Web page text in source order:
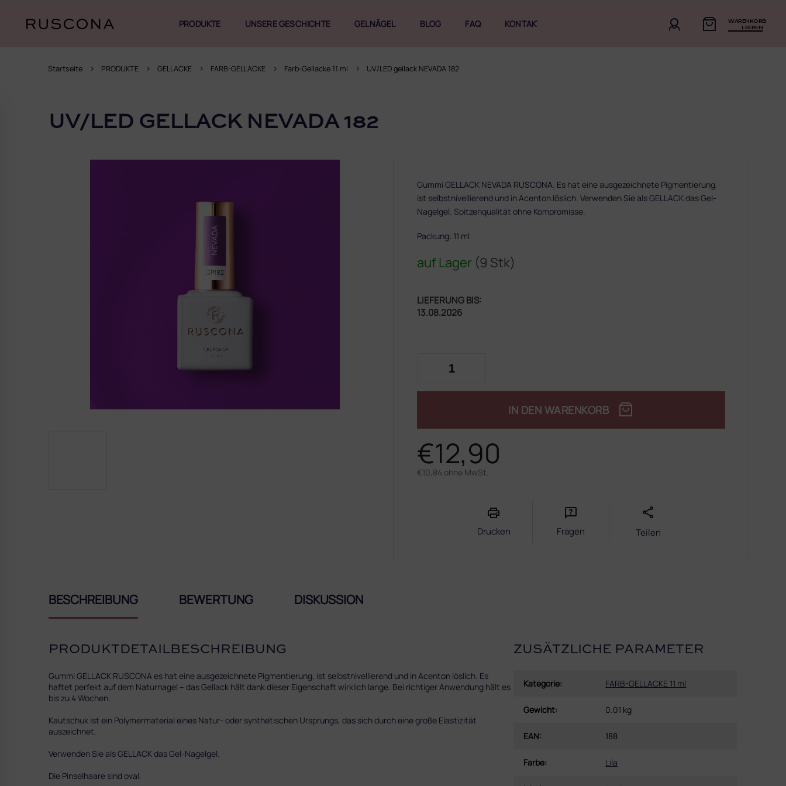
springen
WARENKORB
LEEREN
PRODUKTE UNSERE GESCHICHTE GELNÄGEL BLOG FAQ KONTAKT
Startseite PRODUKTE GELLACKE FARB-GELLACKE Farb-Gellacke 11 ml UV/LED gellack NEVADA 182
eUV/LED GELLACK NEVADA 182
€12,90
€10,84 ohne MwSt.
auf Lager (9 Stk)
LIEFERUNG BIS:
13.08.2026
IN DEN WARENKORB
Gummi GELLACK NEVADA RUSCONA. Es hat eine ausgezeichnete Pigmentierung,
ist selbstnivellierend und in Acenton löslich. Verwenden Sie als GELLACK das Gel-
Nagelgel. Spitzenqualität ohne Kompromisse.
Packung: 11 ml
Drucken Fragen Teilen
BESCHREIBUNG BEWERTUNG DISKUSSION
PRODUKTDETAILBESCHREIBUNG
Gummi GELLACK RUSCONA es hat eine ausgezeichnete Pigmentierung, ist selbstnivellierend und in Acenton löslich. Es
haftet perfekt auf dem Naturnagel – das Gellack hält dank dieser Eigenschaft wirklich lange. Bei richtiger Anwendung hält es
bis zu 4 Wochen.
Kautschuk ist ein Polymermaterial eines Natur- oder synthetischen Ursprungs, das sich durch eine große Elastizität
auszeichnet.
Verwenden Sie als GELLACK das Gel-Nagelgel.
Die Pinselhaare sind oval
ZUSÄTZLICHE PARAMETER
Kategorie: FARB-GELLACKE 11 ml
Gewicht: 0.01 kg
EAN: 188
Farbe: Lila